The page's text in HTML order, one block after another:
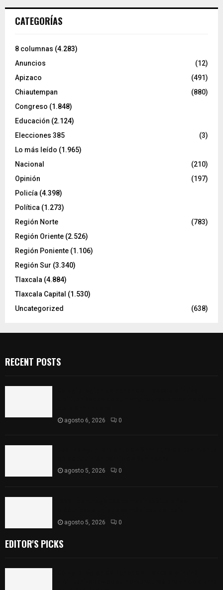
CATEGORÍAS
8 columnas (4.283)
Anuncios
(12)
Apizaco
(491)
Chiautempan
(880)
Congreso (1.848)
Educación (2.124)
Elecciones 385
(3)
Lo más leído (1.965)
Nacional
(210)
Opinión
(197)
Policía (4.398)
Política (1.273)
Región Norte
(783)
Región Oriente (2.526)
Región Poniente (1.106)
Región Sur (3.340)
Tlaxcala (4.884)
Tlaxcala Capital (1.530)
Uncategorized
(638)
RECENT POSTS
agosto 6, 2026 0
agosto 5, 2026 0
agosto 5, 2026 0
EDITOR'S PICKS